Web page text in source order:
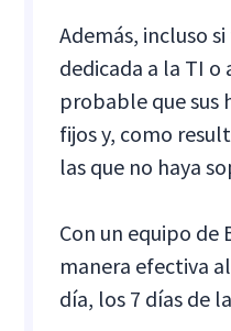
Además, incluso
dedicada a la TI
probable que sus
fijos y, como
las que no haya
Con un equipo de
manera efectiva
día, los 7 días de